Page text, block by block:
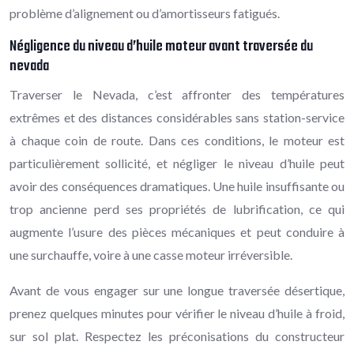
problème d’alignement ou d’amortisseurs fatigués.
Négligence du niveau d’huile moteur avant traversée du
nevada
Traverser le Nevada, c’est affronter des températures
extrêmes et des distances considérables sans station-service
à chaque coin de route. Dans ces conditions, le moteur est
particulièrement sollicité, et négliger le niveau d’huile peut
avoir des conséquences dramatiques. Une huile insuffisante ou
trop ancienne perd ses propriétés de lubrification, ce qui
augmente l’usure des pièces mécaniques et peut conduire à
une surchauffe, voire à une casse moteur irréversible.
Avant de vous engager sur une longue traversée désertique,
prenez quelques minutes pour vérifier le niveau d’huile à froid,
sur sol plat. Respectez les préconisations du constructeur